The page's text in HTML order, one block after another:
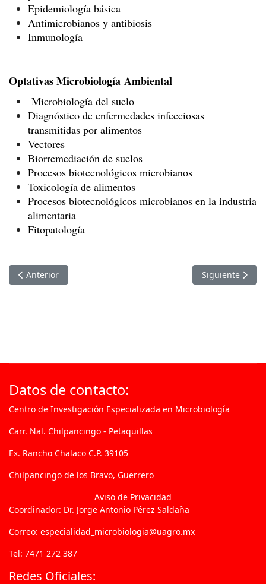
Epidemiología básica
Antimicrobianos y antibiosis
Inmunología
Optativas Microbiología Ambiental
Microbiología del suelo
Diagnóstico de enfermedades infecciosas
transmitidas por alimentos
Vectores
Biorremediación de suelos
Procesos biotecnológicos microbianos
Toxicología de alimentos
Procesos biotecnológicos microbianos en la industria
alimentaria
Fitopatología
Artículo anterior: Unidades de Aprendizaje
Anterior Artículo
Siguiente
Datos de contacto:
Centro de Investigación Especializada en Microbiología
Carr. Nal. Chilpancingo - Petaquillas
Ex. Rancho Chalaco C.P. 39105
Chilpancingo de los Bravo, Guerrero
Aviso de Privacidad
Coordinador: Dr. Jorge Antonio Pérez Saldaña
Correo: especialidad_microbiologia@uagro.mx
Tel: 7471 272 387
Redes Oficiales: